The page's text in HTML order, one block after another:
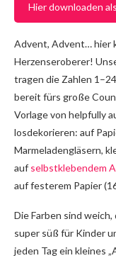
Hier downloaden
Advent, Advent… hier
Herzenseroberer!
tragen die Zahlen
bereit fürs große
Vorlage von helpfully
losdekorieren: auf
Marmeladengläsern,
auf selbstklebendem
auf festerem Papier
Die Farben sind
super süß für Kinder
jeden Tag ein kleines